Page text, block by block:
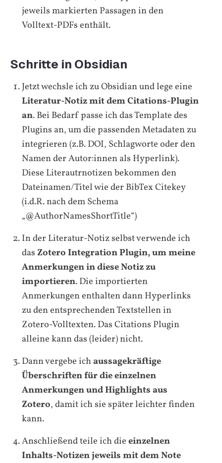
jeweils markierten Passagen in den
Volltext-PDFs enthält.
Schritte in Obsidian
Jetzt wechsle ich zu Obsidian und lege eine
Literatur-Notiz mit dem Citations-Plugin
an. Bei Bedarf passe ich das Template des
Plugins an, um die passenden Metadaten zu
integrieren (z.B. DOI, Schlagworte oder den
Namen der Autor:innen als Hyperlink).
Diese Literautrnotizen bekommen den
Dateinamen/Titel wie der BibTex Citekey
(i.d.R. nach dem Schema
„@AuthorNamesShortTitle“)
In der Literatur-Notiz selbst verwende ich
dasZotero Integration Plugin, um meine
Anmerkungen in diese Notiz zu
importieren. Die importierten
Anmerkungen enthalten dann Hyperlinks
zu den entsprechenden Textstellen in
Zotero-Volltexten. Das Citations Plugin
alleine kann das (leider) nicht.
Dann vergebe ichaussagekräftige
Überschriften für die einzelnen
Anmerkungen und Highlights aus
Zotero, damit ich sie später leichter finden
kann.
Anschließend teile ich dieeinzelnen
Inhalts-Notizen jeweils mit dem Note